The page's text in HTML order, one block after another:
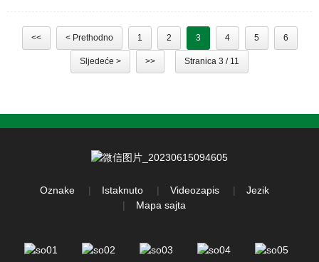
ISO9001:2015 int...
<< < Prethodno 1 2 3 4 5 6
Sljedeće > >> Stranica 3 / 11
Oznake Istaknuto Videozapis
Jezik
Mapa sajta